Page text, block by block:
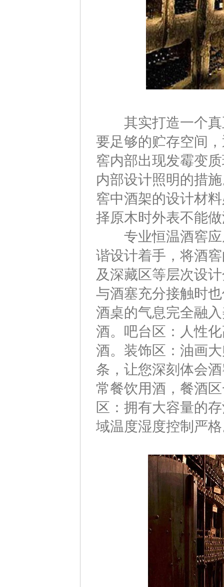
其实打造一个真
要足够的贮存空间
窖内部出现发霉变
内部设计照明的措
窖中酒架的设计材
择原木时外表不能
专业恒温酒窖应
谐设计着手，将酒
及深藏区等层次设
与酒塞充分接触时
酒桌的气息完全融
酒。吧台区：人性
酒。装饰区：油画
条，让您深刻体会
常餐饮用酒，餐酒
区：拥有大容量的
域温度湿度控制严